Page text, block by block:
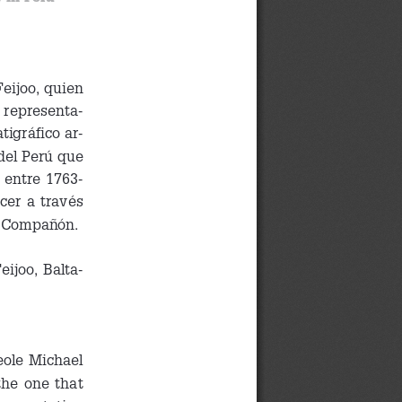
quien
ar-
Perú que
1763-
a través
Balta-
Michael
one that